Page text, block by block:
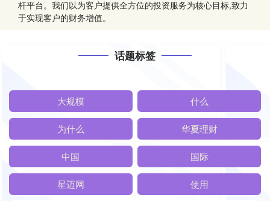
杆平台。我们以为客户提供全方位的投资服务为核心目标,致力
于实现客户的财务增值。
话题标签
大规模 什么
为什么 华夏理财
中国 国际
星迈网 使用